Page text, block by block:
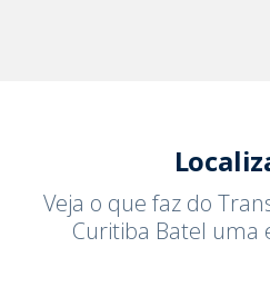
Veja o que faz do
Curitiba Batel uma